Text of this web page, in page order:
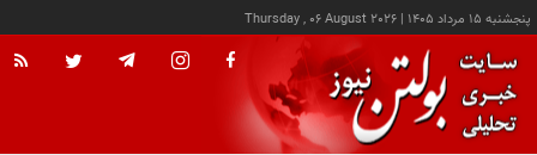
پنجشنبه ۱۵ مرداد ۱۴۰۵ |
Thursday , 06 August 2026